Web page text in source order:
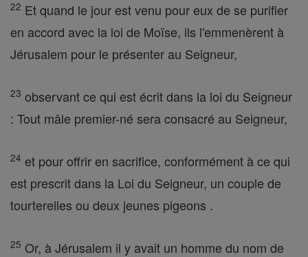
22 Et quand le jour est venu pour eux de se purifier
en accord avec la loi de Moïse, ils l'emmenèrent à
Jérusalem pour le présenter au Seigneur,
23 observant ce qui est écrit dans la loi du Seigneur
: Tout mâle premier-né sera consacré au Seigneur,
24 et pour offrir en sacrifice, conformément à ce qui
est prescrit dans la Loi du Seigneur, un couple de
tourterelles ou deux jeunes pigeons .
25 Or, à Jérusalem il y avait un homme du nom de